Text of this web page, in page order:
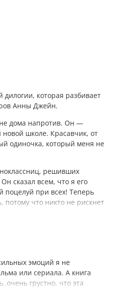
которая разбивает
Анны Джейн.
дома напротив. Он —
школе. Красавчик, от
одиночка, который меня не
решивших
сказал всем, что я его
поцелуй при всех! Теперь
потому что никто не рискнет
но вынуждена подчиниться,
проблем.
или его?
разбито»есть все, что так
будни,
первая любовь, без которой
эмоций я не
или сериала. А книга
грустно, что эта